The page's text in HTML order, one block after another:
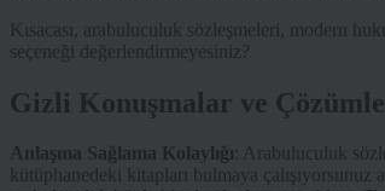
Kısacası, arabuluculuk sözleşmeleri, modern
seçeneği değerlendirmeyesiniz?
Gizli Konuşmalar ve
Anlaşma Sağlama Kolaylığı : Arabuluculuk
kütüphanedeki kitapları bulmaya çalışıyorsunuz